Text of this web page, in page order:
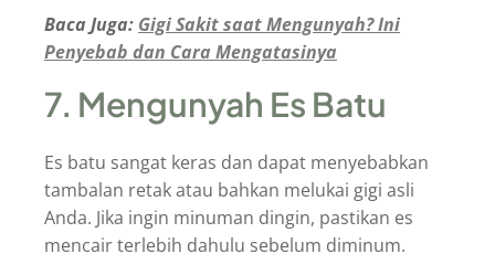
Baca Juga: Gigi Sakit saat Mengunyah? Ini
Penyebab dan Cara Mengatasinya
7. Mengunyah Es Batu
Es batu sangat keras dan dapat menyebabkan
tambalan retak atau bahkan melukai gigi asli
Anda. Jika ingin minuman dingin, pastikan es
mencair terlebih dahulu sebelum diminum.